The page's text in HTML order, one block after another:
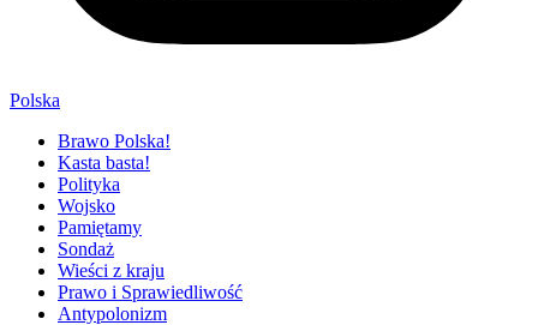
Polska
Brawo Polska!
Kasta basta!
Polityka
Wojsko
Pamiętamy
Sondaż
Wieści z kraju
Prawo i Sprawiedliwość
Antypolonizm